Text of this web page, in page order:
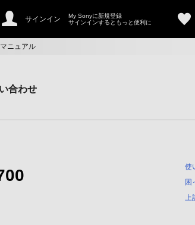
サインイン
My Sonyに新規登録
サインインするともっと便利に
ニュアル
合わせ
使
困
上